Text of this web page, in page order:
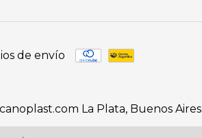
de envío
La Plata, Buenos Aires